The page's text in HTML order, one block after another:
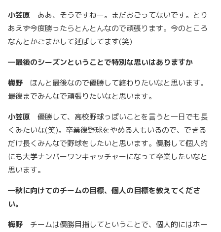
小笠原 ああ、そうですねー。まだおごってないです。とり
あえず今度勝ったらとんとんなので頑張ります。今のところ
なんとかごまかして延ばしてます(笑)
―最後のシーズンということで特別な思いはありますか
梅野 ほんと最後なので優勝して終わりたいなと思います。
最後までみんなで頑張りたいなと思います。
小笠原 優勝して、高校野球っぽいことを言うと一日でも長
くみたいな(笑)。卒業後野球をやめる人もいるので、できる
だけ長くみんなで野球をしたいと思います。優勝して個人的
にも大学ナンバーワンキャッチャーになって卒業したいなと
思います。
―秋に向けてのチームの目標、個人の目標を教えてくださ
い。
梅野 チームは優勝目指してということで、個人的にはホー